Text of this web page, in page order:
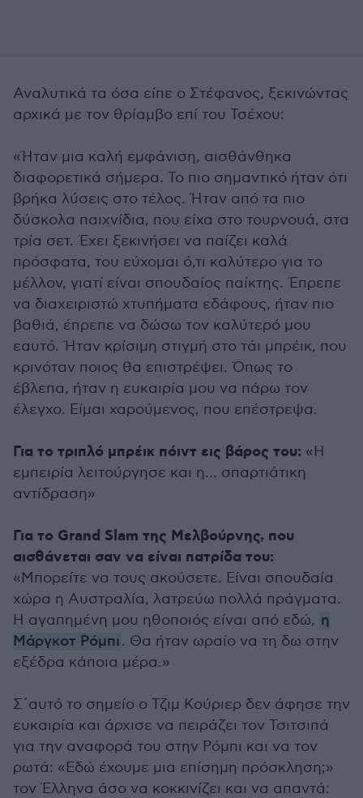
Αναλυτικά τα όσα είπε ο Στέφανος, ξεκινώντας
αρχικά με τον θρίαμβο επί του Τσέχου:
«Ήταν μια καλή εμφάνιση, αισθάνθηκα
διαφορετικά σήμερα. Το πιο σημαντικό ήταν ότι
βρήκα λύσεις στο τέλος. Ήταν από τα πιο
δύσκολα παιχνίδια, που είχα στο τουρνουά, στα
τρία σετ. Έχει ξεκινήσει να παίζει καλά
πρόσφατα, του εύχομαι ό,τι καλύτερο για το
μέλλον, γιατί είναι σπουδαίος παίκτης. Έπρεπε
να διαχειριστώ χτυπήματα εδάφους, ήταν πιο
βαθιά, έπρεπε να δώσω τον καλύτερό μου
εαυτό. Ήταν κρίσιμη στιγμή στο τάι μπρέικ, που
κρινόταν ποιος θα επιστρέψει. Όπως το
έβλεπα, ήταν η ευκαιρία μου να πάρω τον
έλεγχο. Είμαι χαρούμενος, που επέστρεψα.
Για το τριπλό μπρέικ πόιντ εις βάρος του: «Η
εμπειρία λειτούργησε και η… σπαρτιάτικη
αντίδραση»
Για το Grand Slam της Μελβούρνης, που
αισθάνεται σαν να είναι πατρίδα του:
«Μπορείτε να τους ακούσετε. Είναι σπουδαία
χώρα η Αυστραλία, λατρεύω πολλά πράγματα.
Η αγαπημένη μου ηθοποιός είναι από εδώ, η
Μάργκοτ Ρόμπι. Θα ήταν ωραίο να τη δω στην
εξέδρα κάποια μέρα.»
Σ΄αυτό το σημείο ο Τζιμ Κούριερ δεν άφησε την
ευκαιρία και άρχισε να πειράζει τον Τσιτσιπά
για την αναφορά του στην Ρόμπι και να τον
ρωτά: «Εδώ έχουμε μια επίσημη πρόσκληση;»
τον Έλληνα άσο να κοκκινίζει και να απαντά: